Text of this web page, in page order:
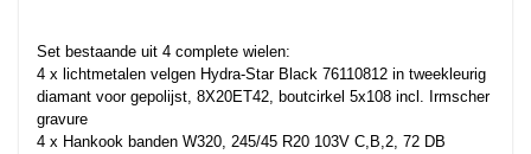
Set bestaande uit 4 complete wielen:
4 x lichtmetalen velgen Hydra-Star Black 76110812 in tweekleurig
diamant voor gepolijst, 8X20ET42, boutcirkel 5x108 incl. Irmscher
gravure
4 x Hankook banden W320, 245/45 R20 103V C,B,2, 72 DB